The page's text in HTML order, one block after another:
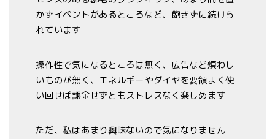
かずイベントがあるところなど、飽きずに続けら
れています
操作性で気になるところは無く、広告など煩わし
いものが無く、エネルギーやダイヤを要領よく使
い回せば課金せずともストレスなく楽しめます
ただ、私はあまり興味ないので気になりません